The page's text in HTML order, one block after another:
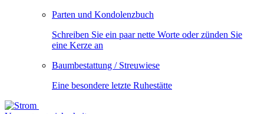
Parten und Kondolenzbuch
Schreiben Sie ein paar nette Worte oder zünden Sie
eine Kerze an
Baumbestattung / Streuwiese
Eine besondere letzte Ruhestätte